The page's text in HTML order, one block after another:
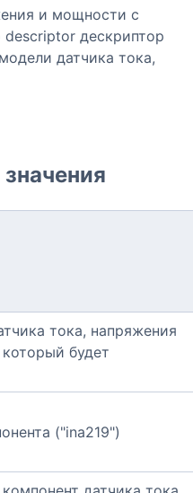
и мощности с
дескриптор
датчика тока,
тока, напряжения
будет
("ina219")